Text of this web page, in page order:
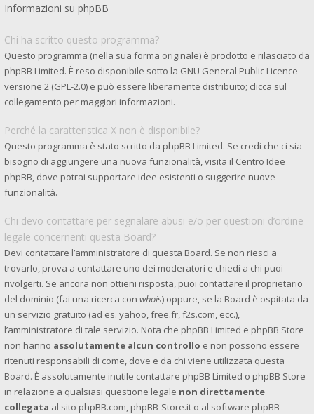
Informazioni su phpBB
Chi ha scritto questo programma?
Questo programma (nella sua forma originale) è prodotto e rilasciato da
phpBB Limited. È reso disponibile sotto la GNU General Public Licence
versione 2 (GPL-2.0) e può essere liberamente distribuito; clicca sul
collegamento per maggiori informazioni.
Perché la caratteristica X non è disponibile?
Questo programma è stato scritto da phpBB Limited. Se credi che ci sia
bisogno di aggiungere una nuova funzionalità, visita il Centro Idee
phpBB, dove potrai supportare idee esistenti o suggerire nuove
funzionalità.
Chi devo contattare per segnalare abusi e/o per questioni d’ordine
legale concernenti questa Board?
Devi contattare l’amministratore di questa Board. Se non riesci a
trovarlo, prova a contattare uno dei moderatori e chiedi a chi puoi
rivolgerti. Se ancora non ottieni risposta, puoi contattare il proprietario
del dominio (fai una ricerca con whois) oppure, se la Board è ospitata da
un servizio gratuito (ad es. yahoo, free.fr, f2s.com, ecc.),
l’amministratore di tale servizio. Nota che phpBB Limited e phpBB Store
non hanno assolutamente alcun controllo e non possono essere
ritenuti responsabili di come, dove e da chi viene utilizzata questa
Board. È assolutamente inutile contattare phpBB Limited o phpBB Store
in relazione a qualsiasi questione legale non direttamente
collegata al sito phpBB.com, phpBB-Store.it o al software phpBB